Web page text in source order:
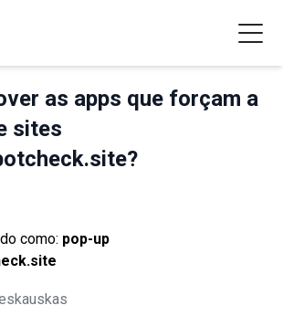
as apps que forçam a
sites
como: pop-up